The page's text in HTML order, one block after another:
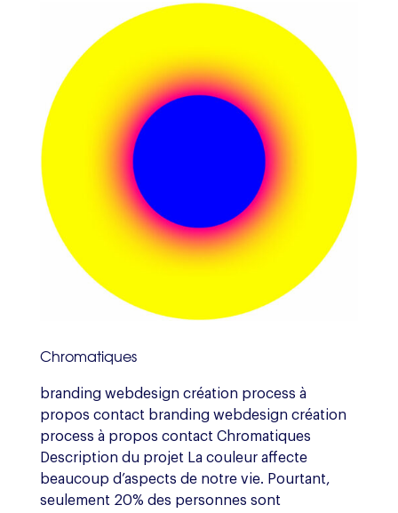
Chromatiques
branding webdesign création process à
propos contact branding webdesign création
process à propos contact Chromatiques
Description du projet La couleur affecte
beaucoup d’aspects de notre vie. Pourtant,
seulement 20% des personnes sont